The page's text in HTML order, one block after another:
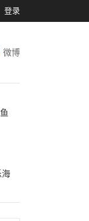
登录
微博
海